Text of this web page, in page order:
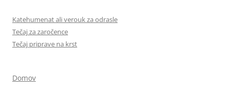
Katehumenat ali verouk za odrasle
Tečaj za zaročence
Tečaj priprave na krst
Domov